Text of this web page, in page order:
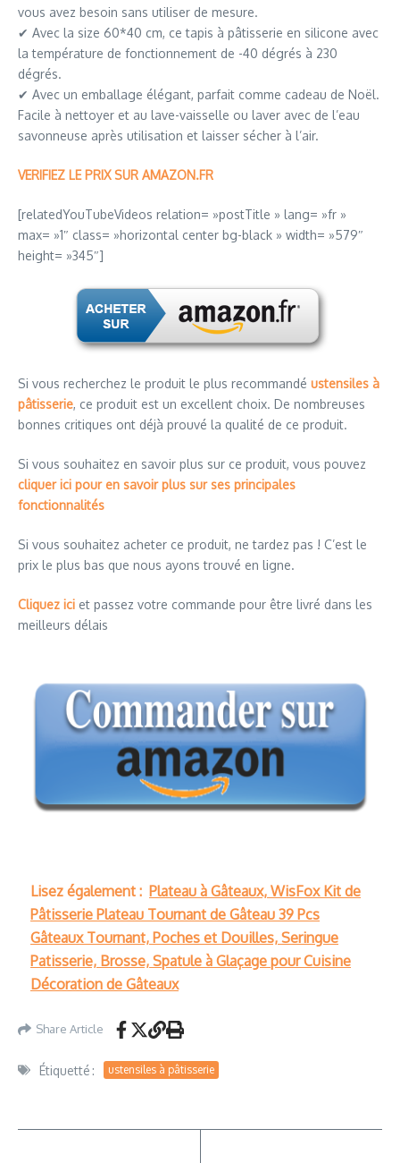
vous avez besoin sans utiliser de mesure.
✔ Avec la size 60*40 cm, ce tapis à pâtisserie en silicone avec
la température de fonctionnement de -40 dégrés à 230
dégrés.
✔ Avec un emballage élégant, parfait comme cadeau de Noël.
Facile à nettoyer et au lave-vaisselle ou laver avec de l’eau
savonneuse après utilisation et laisser sécher à l’air.
VERIFIEZ LE PRIX SUR AMAZON.FR
[relatedYouTubeVideos relation= »postTitle » lang= »fr »
max= »1″ class= »horizontal center bg-black » width= »579″
height= »345″]
Si vous recherchez le produit le plus recommandé ustensiles à
pâtisserie, ce produit est un excellent choix. De nombreuses
bonnes critiques ont déjà prouvé la qualité de ce produit.
Si vous souhaitez en savoir plus sur ce produit, vous pouvez
cliquer ici pour en savoir plus sur ses principales
fonctionnalités
Si vous souhaitez acheter ce produit, ne tardez pas ! C’est le
prix le plus bas que nous ayons trouvé en ligne.
Cliquez ici et passez votre commande pour être livré dans les
meilleurs délais
Lisez également : Plateau à Gâteaux, WisFox Kit de
Pâtisserie Plateau Tournant de Gâteau 39 Pcs
Gâteaux Tournant, Poches et Douilles, Seringue
Patisserie, Brosse, Spatule à Glaçage pour Cuisine
Décoration de Gâteaux
Share Article
Étiquetté : ustensiles à pâtisserie